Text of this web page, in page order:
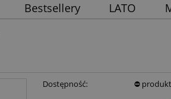
Bestsellery LATO
Dostępność: ⛔